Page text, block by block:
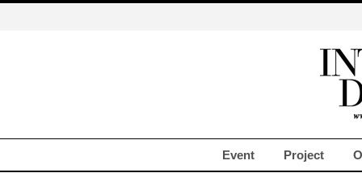
Event Project